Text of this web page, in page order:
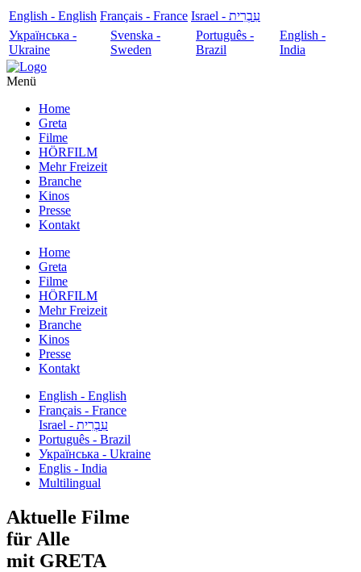
English - English Français - France
עִבְרִית - Israel
Українська -
Ukraine
Svenska -
Sweden
Português -
Brazil
English -
India
Menü
Home
Greta
Filme
HÖRFILM
Mehr Freizeit
Branche
Kinos
Presse
Kontakt
Home
Greta
Filme
HÖRFILM
Mehr Freizeit
Branche
Kinos
Presse
Kontakt
English - English
Français - France
עִבְרִית - Israel
Português - Brazil
Українська - Ukraine
Englis - India
Multilingual
Aktuelle Filme
für Alle
mit GRETA